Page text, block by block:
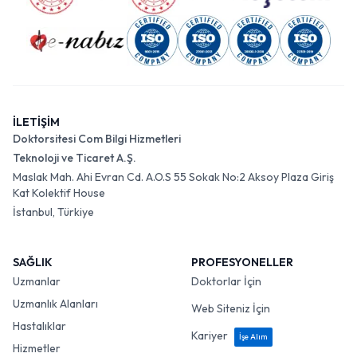
İLETİŞİM
Doktorsitesi Com Bilgi Hizmetleri
Teknoloji ve Ticaret A.Ş.
Maslak Mah. Ahi Evran Cd. A.O.S 55 Sokak No:2 Aksoy Plaza Giriş
Kat Kolektif House
İstanbul, Türkiye
SAĞLIK
Uzmanlar
Uzmanlık Alanları
Hastalıklar
Hizmetler
PROFESYONELLER
Doktorlar İçin
Web Siteniz İçin
Kariyer
İşe Alım